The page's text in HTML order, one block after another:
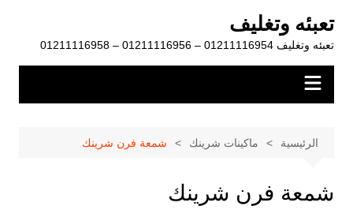
المحتوى
تعبئه وتغليف
تعبئه وتغليف 01211116954 – 01211116956 – 01211116958
الرئيسية ماكينات شرينك شمعة فرن شرينك
شمعة فرن شرينك